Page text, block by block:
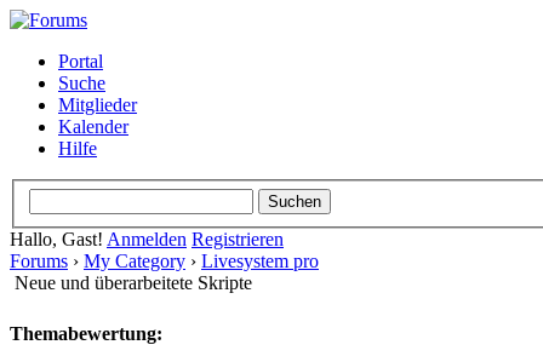
Portal
Suche
Mitglieder
Kalender
Hilfe
Hallo, Gast! Anmelden Registrieren
Forums › My Category › Livesystem pro
Neue und überarbeitete Skripte
Themabewertung: